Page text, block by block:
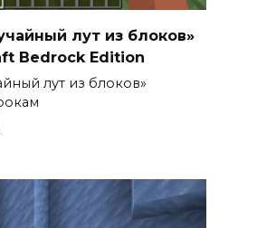
лут из блоков»
Bedrock Edition
лут из блоков»